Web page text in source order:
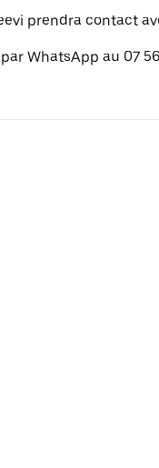
prendra contact
WhatsApp au 07